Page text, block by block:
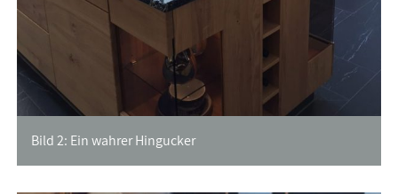
Bild 2: Ein wahrer Hingucker